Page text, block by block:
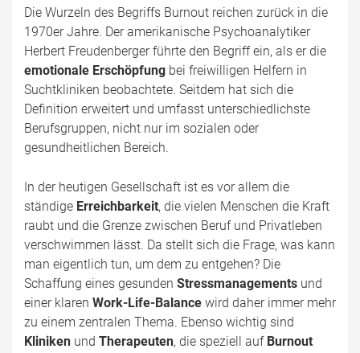
Die Wurzeln des Begriffs Burnout reichen zurück in die
1970er Jahre. Der amerikanische Psychoanalytiker
Herbert Freudenberger führte den Begriff ein, als er die
emotionale Erschöpfung bei freiwilligen Helfern in
Suchtkliniken beobachtete. Seitdem hat sich die
Definition erweitert und umfasst unterschiedlichste
Berufsgruppen, nicht nur im sozialen oder
gesundheitlichen Bereich.
In der heutigen Gesellschaft ist es vor allem die
ständige Erreichbarkeit, die vielen Menschen die Kraft
raubt und die Grenze zwischen Beruf und Privatleben
verschwimmen lässt. Da stellt sich die Frage, was kann
man eigentlich tun, um dem zu entgehen? Die
Schaffung eines gesunden Stressmanagements und
einer klaren Work-Life-Balance wird daher immer mehr
zu einem zentralen Thema. Ebenso wichtig sind
Kliniken und Therapeuten, die speziell auf Burnout